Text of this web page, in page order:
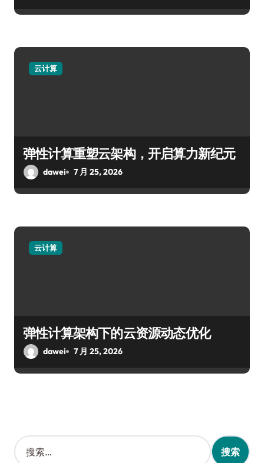
云计算
弹性计算重塑云架构，开启算力新纪元
dawei 7 月 25, 2026
云计算
弹性计算架构下的云资源动态优化
dawei 7 月 25, 2026
搜
索